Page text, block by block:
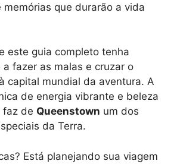
memórias que durarão a vida
este guia completo tenha
a fazer as malas e cruzar o
capital mundial da aventura. A
de energia vibrante e beleza
faz de Queenstown um dos
da Terra.
Está planejando sua viagem